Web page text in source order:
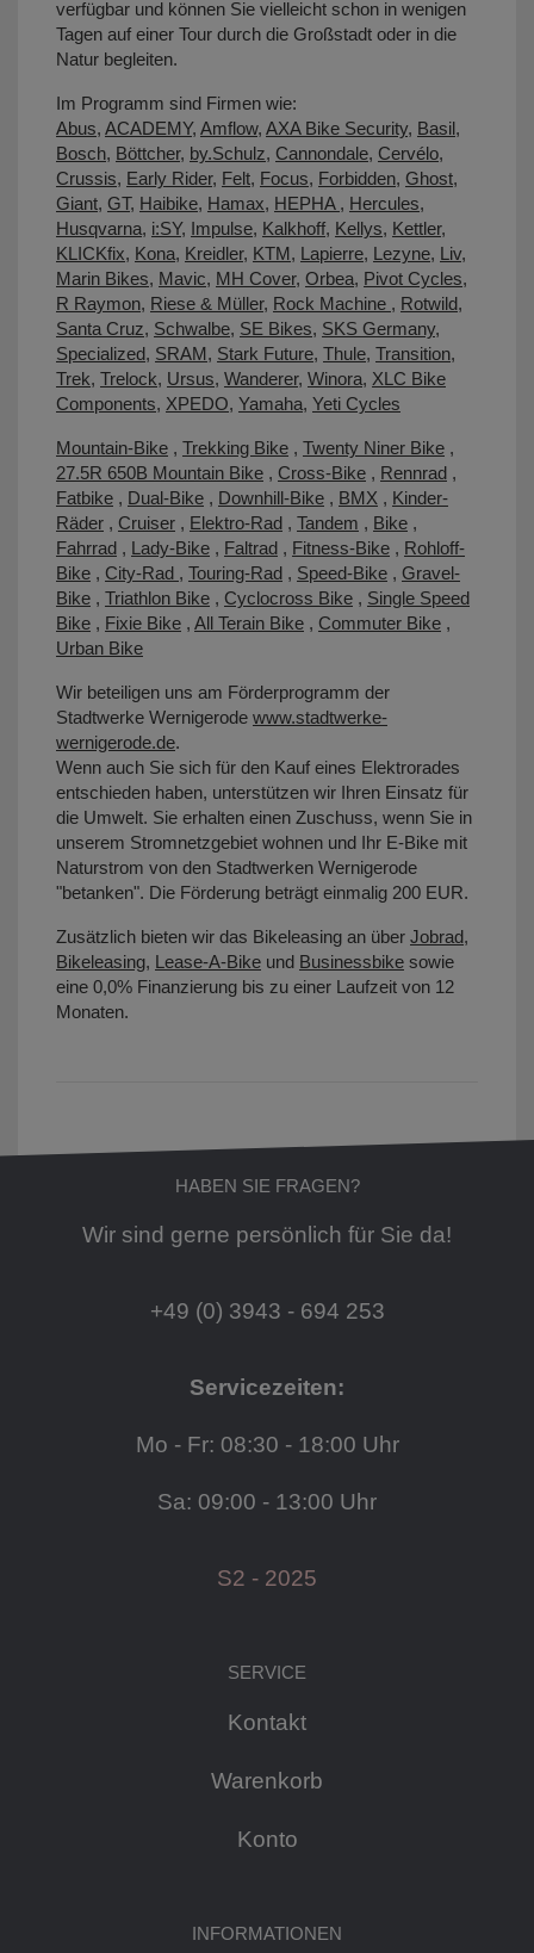
verfügbar und können Sie vielleicht schon in wenigen
Tagen auf einer Tour durch die Großstadt oder in die
Natur begleiten.
Im Programm sind Firmen wie:
Abus, ACADEMY, Amflow, AXA Bike Security, Basil,
Bosch, Böttcher, by.Schulz, Cannondale, Cervélo,
Crussis, Early Rider, Felt, Focus, Forbidden, Ghost,
Giant, GT, Haibike, Hamax, HEPHA , Hercules,
Husqvarna, i:SY, Impulse, Kalkhoff, Kellys, Kettler,
KLICKfix, Kona, Kreidler, KTM, Lapierre, Lezyne, Liv,
Marin Bikes, Mavic, MH Cover, Orbea, Pivot Cycles,
R Raymon, Riese & Müller, Rock Machine , Rotwild,
Santa Cruz, Schwalbe, SE Bikes, SKS Germany,
Specialized, SRAM, Stark Future, Thule, Transition,
Trek, Trelock, Ursus, Wanderer, Winora, XLC Bike
Components, XPEDO, Yamaha, Yeti Cycles
Mountain-Bike , Trekking Bike , Twenty Niner Bike ,
27.5R 650B Mountain Bike , Cross-Bike , Rennrad ,
Fatbike , Dual-Bike , Downhill-Bike , BMX , Kinder-
Räder , Cruiser , Elektro-Rad , Tandem , Bike ,
Fahrrad , Lady-Bike , Faltrad , Fitness-Bike , Rohloff-
Bike , City-Rad , Touring-Rad , Speed-Bike , Gravel-
Bike , Triathlon Bike , Cyclocross Bike , Single Speed
Bike , Fixie Bike , All Terain Bike , Commuter Bike ,
Urban Bike
Wir beteiligen uns am Förderprogramm der
Stadtwerke Wernigerode www.stadtwerke-
wernigerode.de.
Wenn auch Sie sich für den Kauf eines Elektrorades
entschieden haben, unterstützen wir Ihren Einsatz für
die Umwelt. Sie erhalten einen Zuschuss, wenn Sie in
unserem Stromnetzgebiet wohnen und Ihr E-Bike mit
Naturstrom von den Stadtwerken Wernigerode
"betanken". Die Förderung beträgt einmalig 200 EUR.
Zusätzlich bieten wir das Bikeleasing an über Jobrad,
Bikeleasing, Lease-A-Bike und Businessbike sowie
eine 0,0% Finanzierung bis zu einer Laufzeit von 12
Monaten.
HABEN SIE FRAGEN?
Wir sind gerne persönlich für Sie da!
+49 (0) 3943 - 694 253
Servicezeiten:
Mo - Fr: 08:30 - 18:00 Uhr
Sa: 09:00 - 13:00 Uhr
S2 - 2025
SERVICE
Kontakt
Warenkorb
Konto
INFORMATIONEN